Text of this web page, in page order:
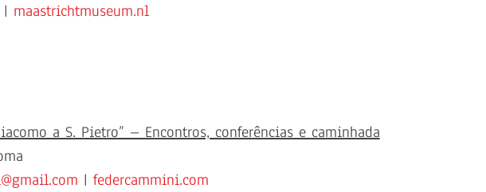
maastrichtmuseum.nl
a S. Pietro” – Encontros, conferências e caminhada
| federcammini.com